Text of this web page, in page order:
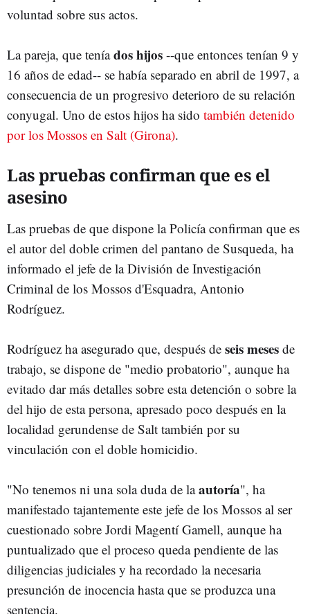
voluntad sobre sus actos.
La pareja, que teníados hijos --que entonces tenían 9 y
16 años de edad-- se había separado en abril de 1997, a
consecuencia de un progresivo deterioro de su relación
conyugal. Uno de estos hijos ha sido también detenido
por los Mossos en Salt (Girona).
Las pruebas confirman que es el
asesino
Las pruebas de que dispone la Policía confirman que es
el autor del doble crimen del pantano de Susqueda, ha
informado el jefe de la División de Investigación
Criminal de los Mossos d'Esquadra, Antonio
Rodríguez.
Rodríguez ha asegurado que, después de seis meses de
trabajo, se dispone de "medio probatorio", aunque ha
evitado dar más detalles sobre esta detención o sobre la
del hijo de esta persona, apresado poco después en la
localidad gerundense de Salt también por su
vinculación con el doble homicidio.
"No tenemos ni una sola duda de laautoría", ha
manifestado tajantemente este jefe de los Mossos al ser
cuestionado sobre Jordi Magentí Gamell, aunque ha
puntualizado que el proceso queda pendiente de las
diligencias judiciales y ha recordado la necesaria
presunción de inocencia hasta que se produzca una
sentencia.